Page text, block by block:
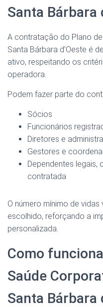
Santa Bárbara
A contratação do Plano
Santa Bárbara d’Oeste é
ativo, respeitando os
operadora.
Podem fazer parte do
Sócios
Funcionários
Diretores e
Gestores e
Dependentes
contratada
O número mínimo de
escolhido, reforçando a
personalizada.
Como
Saúde
Santa Bárbara